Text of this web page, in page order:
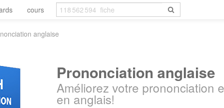
cours
anglaise
Prononciation anglaise
Améliorez votre prononciation
en anglais!